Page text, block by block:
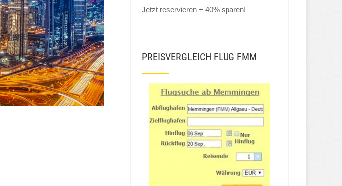
Jetzt reservieren + 40% sparen!
PREISVERGLEICH FLUG FMM